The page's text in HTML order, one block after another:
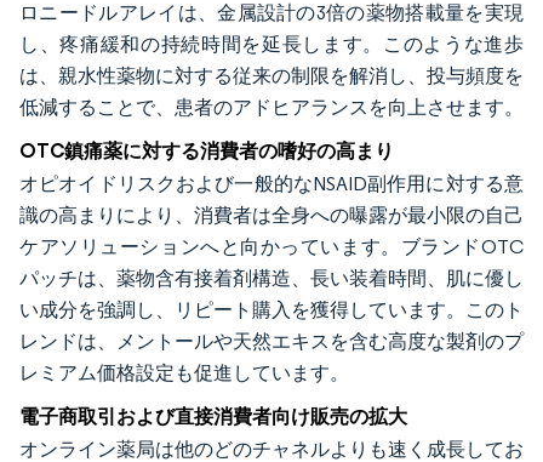
ロニードルアレイは、金属設計の3倍の薬物搭載量を実現
し、疼痛緩和の持続時間を延長します。このような進歩
は、親水性薬物に対する従来の制限を解消し、投与頻度を
低減することで、患者のアドヒアランスを向上させます。
OTC鎮痛薬に対する消費者の嗜好の高まり
オピオイドリスクおよび一般的なNSAID副作用に対する意
識の高まりにより、消費者は全身への曝露が最小限の自己
ケアソリューションへと向かっています。ブランドOTC
パッチは、薬物含有接着剤構造、長い装着時間、肌に優し
い成分を強調し、リピート購入を獲得しています。このト
レンドは、メントールや天然エキスを含む高度な製剤のプ
レミアム価格設定も促進しています。
電子商取引および直接消費者向け販売の拡大
オンライン薬局は他のどのチャネルよりも速く成長してお